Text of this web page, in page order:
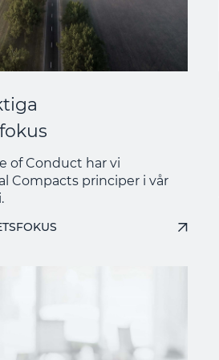
of Conduct har vi
Compacts principer i vår